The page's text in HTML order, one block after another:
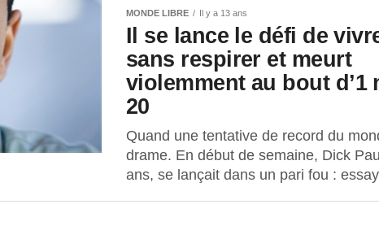
MONDE LIBRE Il y a 13 ans
Il se lance le défi de
sans respirer et meurt
violemment au bout d’1
20
Quand une tentative de record du
drame. En début de semaine, Dick
ans, se lançait dans un pari fou :